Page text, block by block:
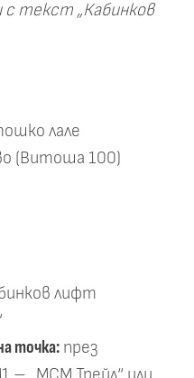
с текст „Кабинков
лале
(Витоша 100)
лифт
точка: през